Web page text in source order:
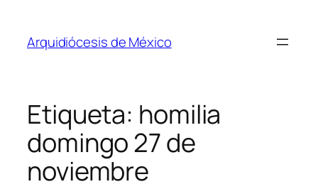
contenido
Arquidiócesis de México
Etiqueta: homilia
domingo 27 de
noviembre